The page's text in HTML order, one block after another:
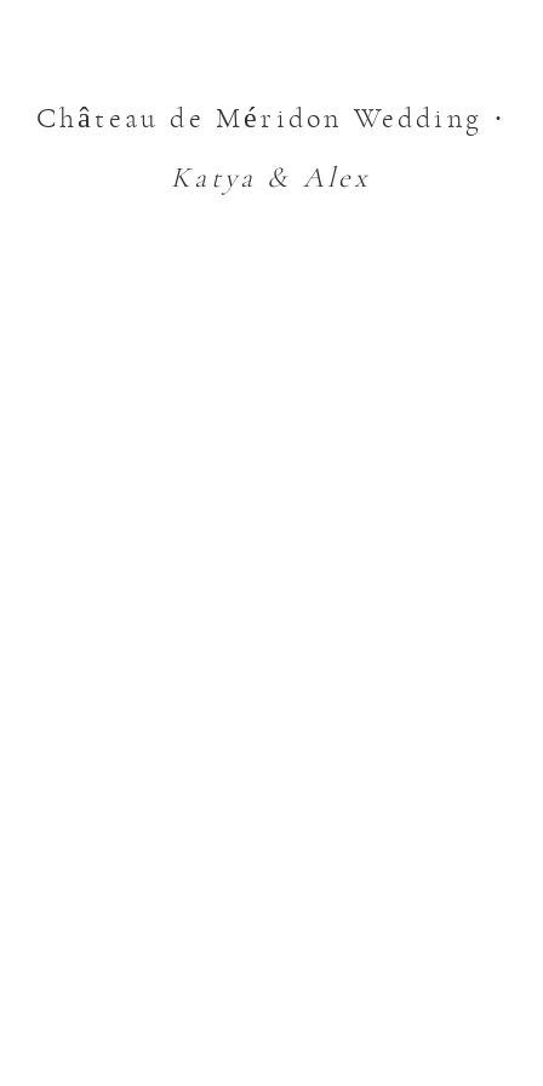
Château de Méridon Wedding ·
Katya & Alex